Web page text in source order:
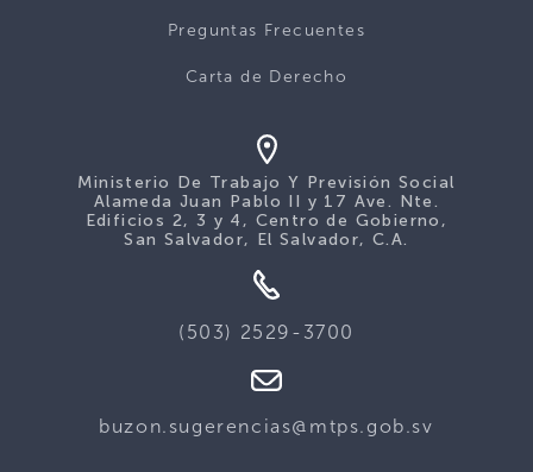
Preguntas Frecuentes
Carta de Derecho
Ministerio De Trabajo Y Previsión Social
Alameda Juan Pablo II y 17 Ave. Nte.
Edificios 2, 3 y 4, Centro de Gobierno,
San Salvador, El Salvador, C.A.
(503) 2529-3700
buzon.sugerencias@mtps.gob.sv